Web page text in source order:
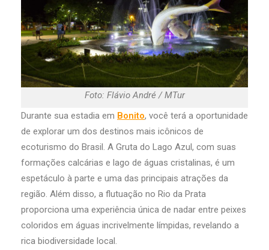
Foto: Flávio André / MTur
Durante sua estadia em Bonito, você terá a oportunidade
de explorar um dos destinos mais icônicos de
ecoturismo do Brasil. A Gruta do Lago Azul, com suas
formações calcárias e lago de águas cristalinas, é um
espetáculo à parte e uma das principais atrações da
região. Além disso, a flutuação no Rio da Prata
proporciona uma experiência única de nadar entre peixes
coloridos em águas incrivelmente límpidas, revelando a
rica biodiversidade local.